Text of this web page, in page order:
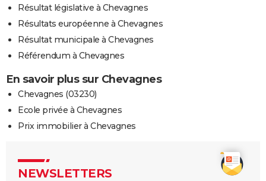
Résultat législative à Chevagnes
Résultats européenne à Chevagnes
Résultat municipale à Chevagnes
Référendum à Chevagnes
En savoir plus sur Chevagnes
Chevagnes (03230)
Ecole privée à Chevagnes
Prix immobilier à Chevagnes
NEWSLETTERS